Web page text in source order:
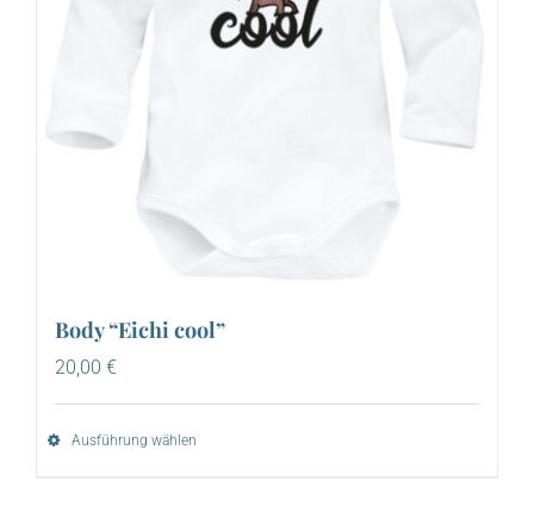
Body “Eichi cool”
20,00 €
Ausführung wählen